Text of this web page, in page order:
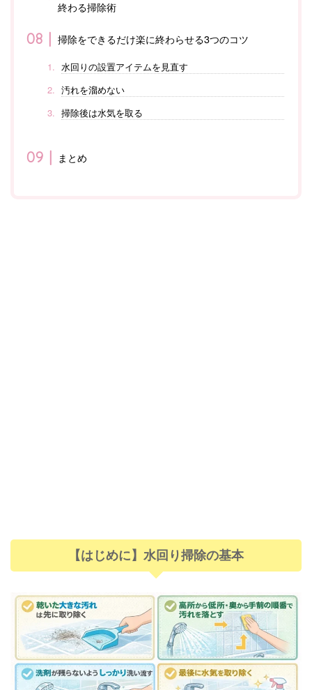
終わる掃除術
掃除をできるだけ楽に終わらせる3つのコツ
水回りの設置アイテムを見直す
汚れを溜めない
掃除後は水気を取る
まとめ
【はじめに】水回り掃除の基本